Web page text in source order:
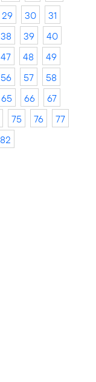
29 30
31
38 39
40
47 48
49
56 57
58
65 66
67
75 76
77
82